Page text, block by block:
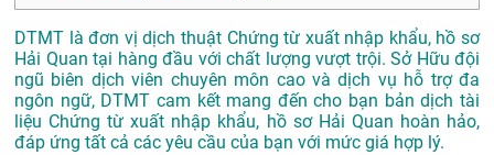
DTMT là đơn vị dịch thuật Chứng từ xuất nhập khẩu, hồ sơ
Hải Quan tại hàng đầu với chất lượng vượt trội. Sở Hữu đội
ngũ biên dịch viên chuyên môn cao và dịch vụ hỗ trợ đa
ngôn ngữ, DTMT cam kết mang đến cho bạn bản dịch tài
liệu Chứng từ xuất nhập khẩu, hồ sơ Hải Quan hoàn hảo,
đáp ứng tất cả các yêu cầu của bạn với mức giá hợp lý.